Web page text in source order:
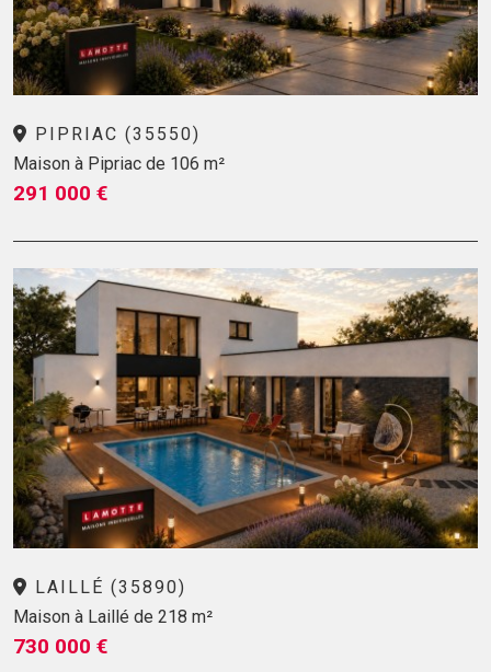
PIPRIAC (35550)
Maison à Pipriac de 106 m²
291 000 €
LAILLÉ (35890)
Maison à Laillé de 218 m²
730 000 €